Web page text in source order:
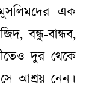
এক
বন্ধু-বান্ধব,
দুর থেকে
আশ্রয় নেন।